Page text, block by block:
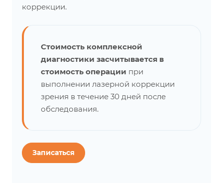
коррекции.
Стоимость комплексной
диагностики засчитывается в
стоимость операции при
выполнении лазерной коррекции
зрения в течение 30 дней после
обследования.
Записаться